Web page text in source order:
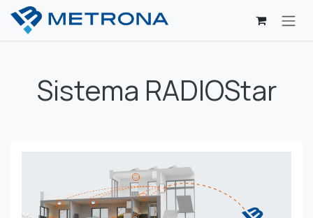
Passa al contenuto
Sistema RADIOStar